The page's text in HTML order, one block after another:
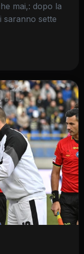
mai,: dopo la
saranno sette